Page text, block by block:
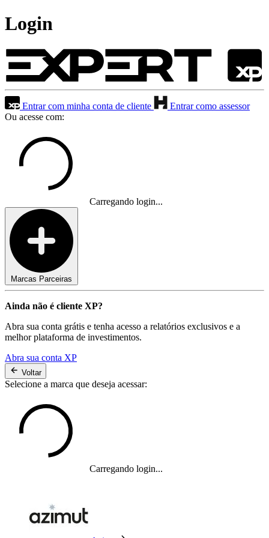
Login
Entrar com minha conta de cliente
Entrar como assessor
Ou acesse com:
Carregando login...
Marcas Parceiras
Ainda não é cliente XP?
Abra sua conta grátis e tenha acesso a relatórios exclusivos e a
melhor plataforma de investimentos.
Abra sua conta XP
Voltar
Selecione a marca que deseja acessar:
Carregando login...